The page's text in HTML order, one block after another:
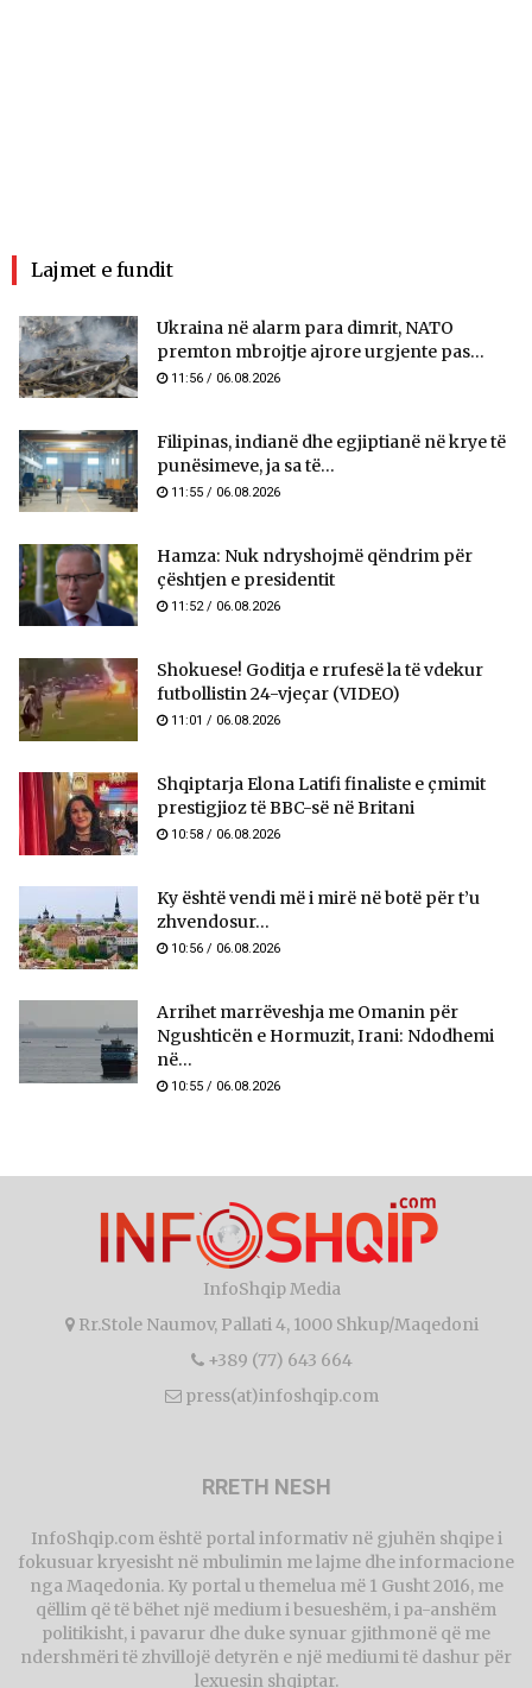
Lajmet e fundit
Ukraina në alarm para dimrit, NATO
premton mbrojtje ajrore urgjente pas...
11:56 / 06.08.2026
Filipinas, indianë dhe egjiptianë në krye të
punësimeve, ja sa të...
11:55 / 06.08.2026
Hamza: Nuk ndryshojmë qëndrim për
çështjen e presidentit
11:52 / 06.08.2026
Shokuese! Goditja e rrufesë la të vdekur
futbollistin 24-vjeçar (VIDEO)
11:01 / 06.08.2026
Shqiptarja Elona Latifi finaliste e çmimit
prestigjioz të BBC-së në Britani
10:58 / 06.08.2026
Ky është vendi më i mirë në botë për t’u
zhvendosur...
10:56 / 06.08.2026
Arrihet marrëveshja me Omanin për
Ngushticën e Hormuzit, Irani: Ndodhemi
në...
10:55 / 06.08.2026
InfoShqip Media
Rr.Stole Naumov, Pallati 4, 1000 Shkup/Maqedoni
+389 (77) 643 664
press(at)infoshqip.com
RRETH NESH
InfoShqip.com është portal informativ në gjuhën shqipe i
fokusuar kryesisht në mbulimin me lajme dhe informacione
nga Maqedonia. Ky portal u themelua më 1 Gusht 2016, me
qëllim që të bëhet një medium i besueshëm, i pa-anshëm
politikisht, i pavarur dhe duke synuar gjithmonë që me
ndershmëri të zhvillojë detyrën e një mediumi të dashur për
lexuesin shqiptar.